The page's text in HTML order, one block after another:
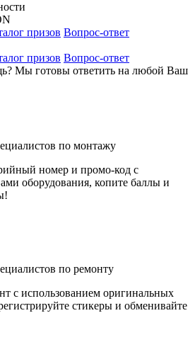
призов Вопрос-ответ
призов Вопрос-ответ
Мы готовы ответить на любой Ваш
по монтажу
номер и промо-код с
оборудования, копите баллы и
по ремонту
с использованием оригинальных
стикеры и обменивайте